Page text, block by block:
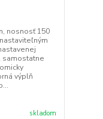
nosnosť 150
samostatne
výplň
skladom